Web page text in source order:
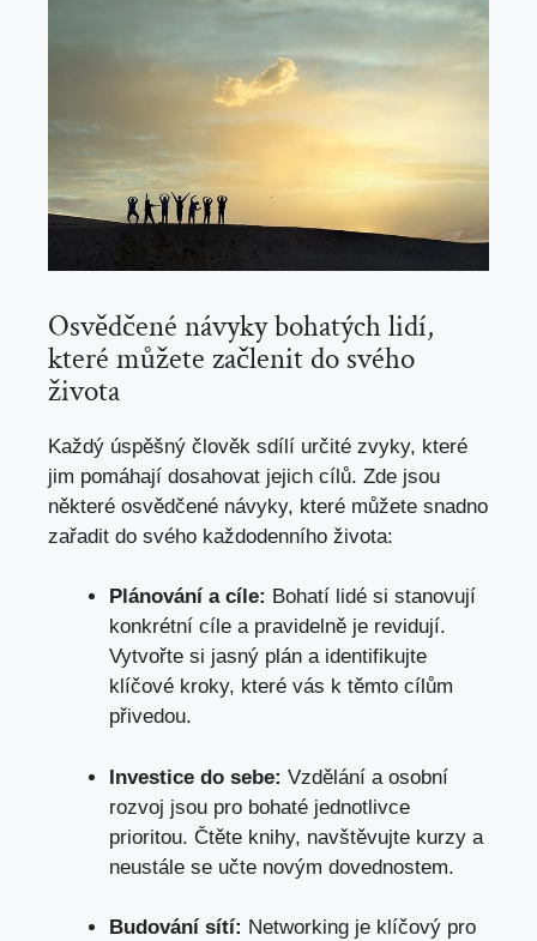
Osvědčené návyky bohatých lidí,
které můžete začlenit do svého
života
Každý úspěšný člověk sdílí určité zvyky, které
jim pomáhají dosahovat jejich cílů. Zde jsou
některé osvědčené návyky, které můžete snadno
zařadit do svého každodenního života:
Plánování a cíle: Bohatí lidé si stanovují
konkrétní cíle a pravidelně je revidují.
Vytvořte si jasný plán a identifikujte
klíčové kroky, které vás k těmto cílům
přivedou.
Investice do sebe: Vzdělání a osobní
rozvoj jsou pro bohaté jednotlivce
prioritou. Čtěte knihy, navštěvujte kurzy a
neustále se učte novým dovednostem.
Budování sítí: Networking je klíčový pro